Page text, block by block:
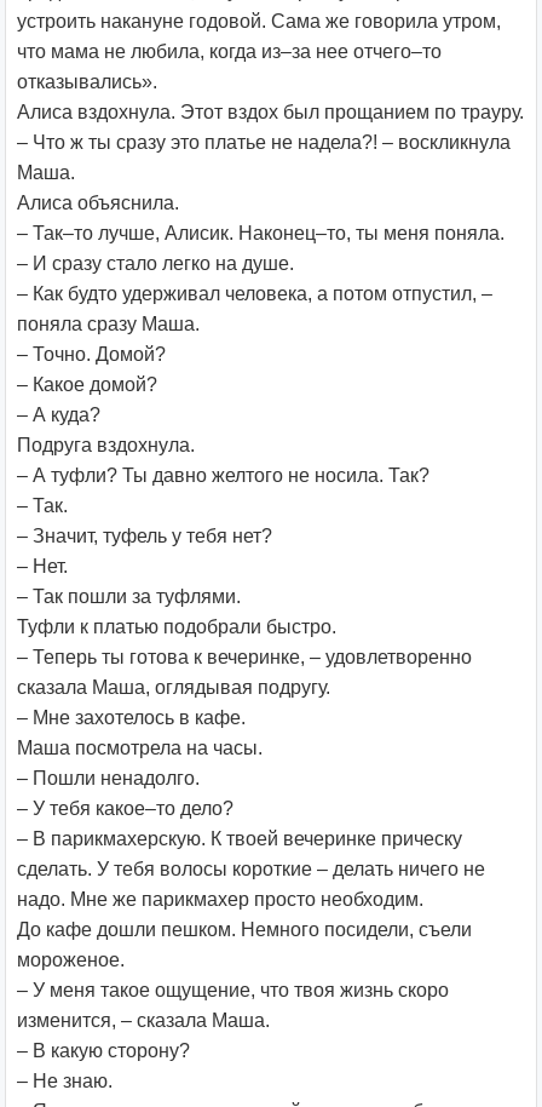
устроить накануне годовой. Сама же говорила утром,
что мама не любила, когда из–за нее отчего–то
отказывались».
Алиса вздохнула. Этот вздох был прощанием по трауру.
– Что ж ты сразу это платье не надела?! – воскликнула
Маша.
Алиса объяснила.
– Так–то лучше, Алисик. Наконец–то, ты меня поняла.
– И сразу стало легко на душе.
– Как будто удерживал человека, а потом отпустил, –
поняла сразу Маша.
– Точно. Домой?
– Какое домой?
– А куда?
Подруга вздохнула.
– А туфли? Ты давно желтого не носила. Так?
– Так.
– Значит, туфель у тебя нет?
– Нет.
– Так пошли за туфлями.
Туфли к платью подобрали быстро.
– Теперь ты готова к вечеринке, – удовлетворенно
сказала Маша, оглядывая подругу.
– Мне захотелось в кафе.
Маша посмотрела на часы.
– Пошли ненадолго.
– У тебя какое–то дело?
– В парикмахерскую. К твоей вечеринке прическу
сделать. У тебя волосы короткие – делать ничего не
надо. Мне же парикмахер просто необходим.
До кафе дошли пешком. Немного посидели, съели
мороженое.
– У меня такое ощущение, что твоя жизнь скоро
изменится, – сказала Маша.
– В какую сторону?
– Не знаю.